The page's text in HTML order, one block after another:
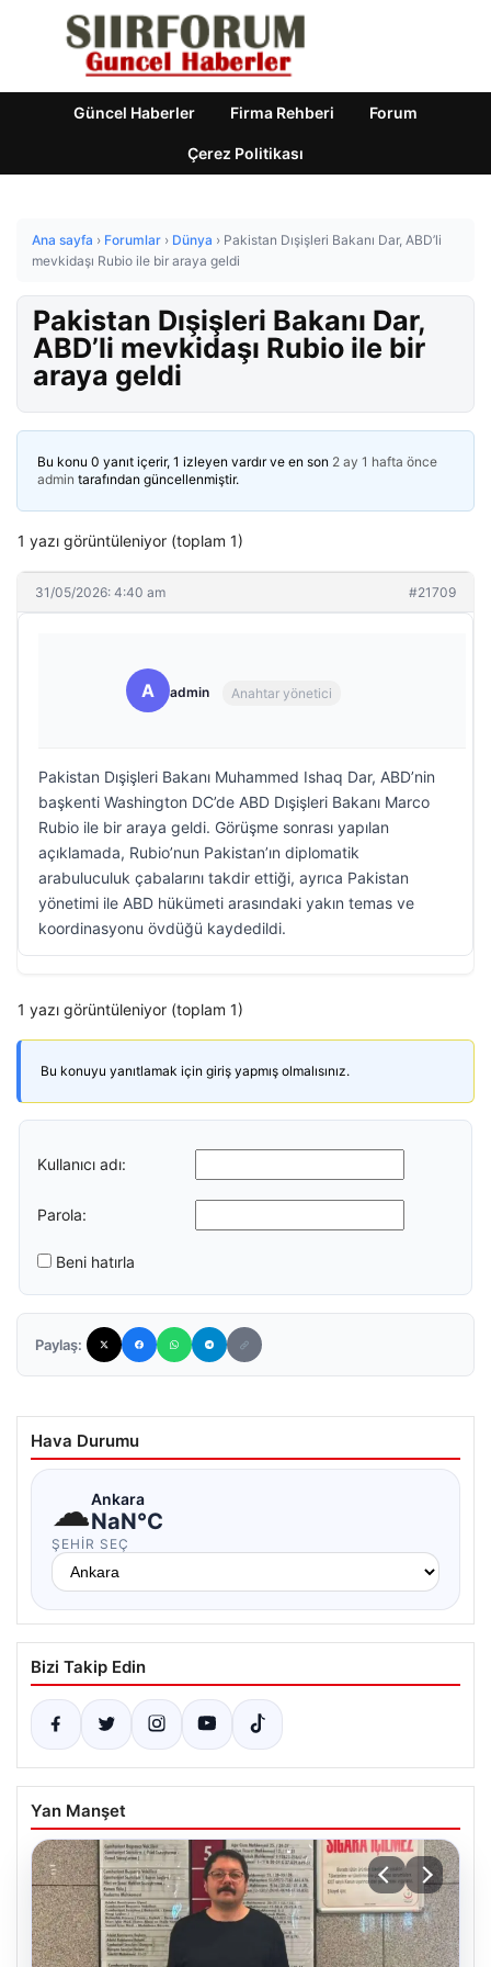
Güncel Haberler Firma Rehberi Forum
Çerez Politikası
Ana sayfa › Forumlar › Dünya › Pakistan Dışişleri Bakanı Dar, ABD’li
mevkidaşı Rubio ile bir araya geldi
Pakistan Dışişleri Bakanı Dar,
ABD’li mevkidaşı Rubio ile bir
araya geldi
Bu konu 0 yanıt içerir, 1 izleyen vardır ve en son 2 ay 1 hafta önce
admin tarafından güncellenmiştir.
1 yazı görüntüleniyor (toplam 1)
31/05/2026: 4:40 am #21709
A admin Anahtar yönetici
Pakistan Dışişleri Bakanı Muhammed Ishaq Dar, ABD’nin
başkenti Washington DC’de ABD Dışişleri Bakanı Marco
Rubio ile bir araya geldi. Görüşme sonrası yapılan
açıklamada, Rubio’nun Pakistan’ın diplomatik
arabuluculuk çabalarını takdir ettiği, ayrıca Pakistan
yönetimi ile ABD hükümeti arasındaki yakın temas ve
koordinasyonu övdüğü kaydedildi.
1 yazı görüntüleniyor (toplam 1)
Bu konuyu yanıtlamak için giriş yapmış olmalısınız.
Kullanıcı adı:
Parola:
Beni hatırla
Paylaş:
Hava Durumu
☁Ankara
NaN°C
ŞEHIR SEÇ
Bizi Takip Edin
Yan Manşet